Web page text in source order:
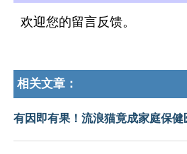
欢迎您的留言反馈。
相关文章：
有因即有果！流浪猫竟成家庭保健